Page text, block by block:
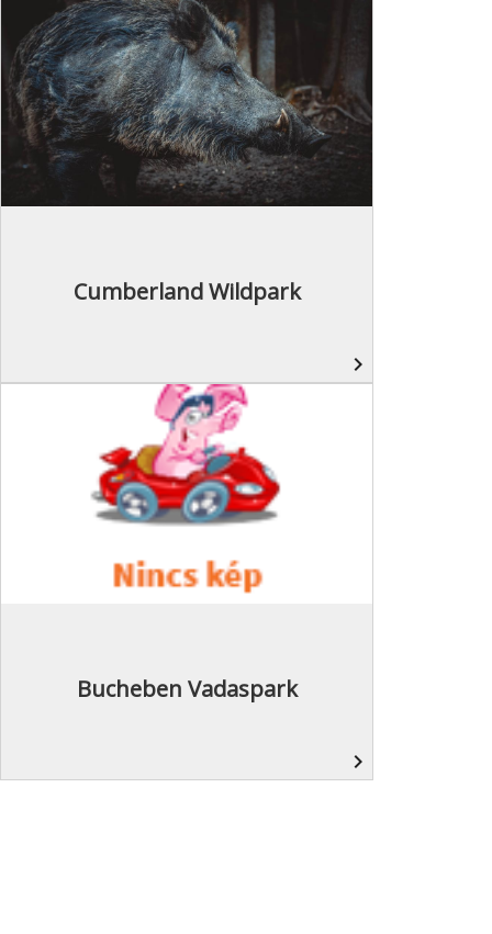
Cumberland Wildpark
navigate_next
Bucheben Vadaspark
navigate_next